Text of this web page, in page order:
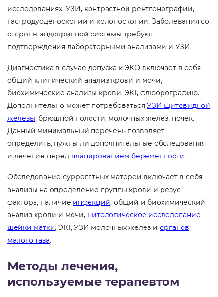
исследованиях, УЗИ, контрастной рентгенографии,
гастродуоденоскопии и колоноскопии. Заболевания со
стороны эндокринной системы требуют
подтверждения лабораторными анализами и УЗИ.
Диагностика в случае допуска к ЭКО включает в себя
общий клинический анализ крови и мочи,
биохимические анализы крови, ЭКГ, флюорографию.
Дополнительно может потребоваться УЗИ щитовидной
железы, брюшной полости, молочных желез, почек.
Данный минимальный перечень позволяет
определить, нужны ли дополнительные обследования
и лечение перед планированием беременности.
Обследование суррогатных матерей включает в себя
анализы на определение группы крови и резус-
фактора, наличие инфекций, общий и биохимический
анализ крови и мочи, цитологическое исследование
шейки матки, ЭКГ, УЗИ молочных желез и органов
малого таза.
Методы лечения,
используемые терапевтом